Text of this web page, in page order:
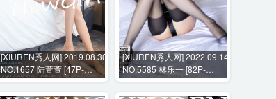
[XIUREN秀人网] 2019.08.30
NO.1657 陆萱萱 [47P-
154MB]
[XIUREN秀人网] 2022.09.14
NO.5585 林乐一 [82P-
665MB]